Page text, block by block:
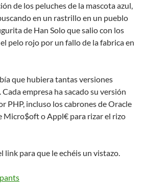
de los peluches de la mascota azul,
en un rastrillo en un pueblo
de Han Solo que salio con los
pelo rojo por un fallo de la fabrica en
que hubiera tantas versiones
empresa ha sacado su versión
PHP, incluso los cabrones de Oracle
Micro$oft o Appl€ para rizar el rizo
link para que le echéis un vistazo.